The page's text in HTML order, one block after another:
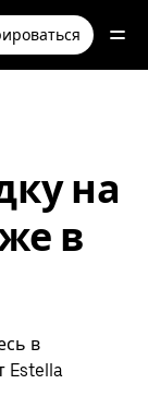
на
в
в
Estella